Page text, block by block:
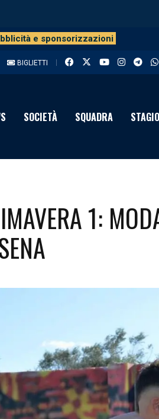
e sponsorizzazioni
BIGLIETTI
SOCIETÀ SQUADRA
1: